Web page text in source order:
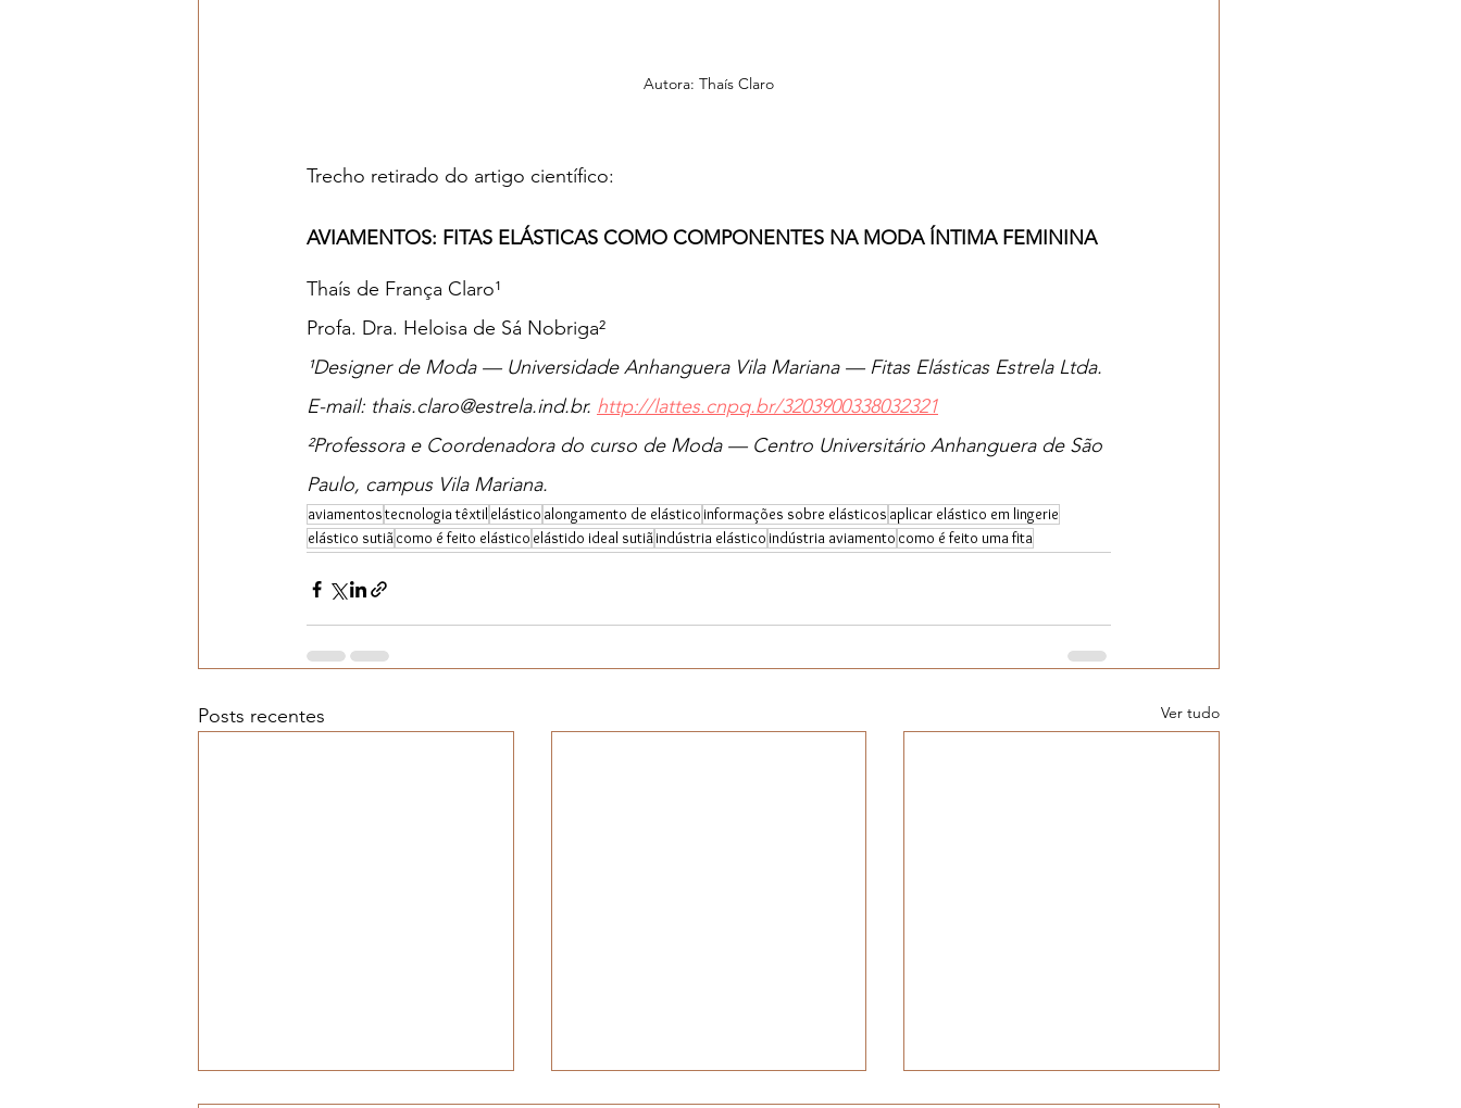
Autora: Thaís Claro
Trecho retirado do artigo científico:
AVIAMENTOS: FITAS ELÁSTICAS COMO COMPONENTES NA MODA ÍNTIMA FEMININA
Thaís de França Claro¹
Profa. Dra. Heloisa de Sá Nobriga²
¹Designer de Moda — Universidade Anhanguera Vila Mariana — Fitas Elásticas Estrela Ltda.
E-mail: thais.claro@estrela.ind.br. http://lattes.cnpq.br/3203900338032321
²Professora e Coordenadora do curso de Moda — Centro Universitário Anhanguera de São
Paulo, campus Vila Mariana.
aviamentostecnologia têxtilelástico alongamento de elástico informações sobre elásticos aplicar elástico em lingerie
elástico sutiãcomo é feito elástico elástido ideal sutiãindústria elástico indústria aviamento como é feito uma fita
Posts recentes Ver tudo